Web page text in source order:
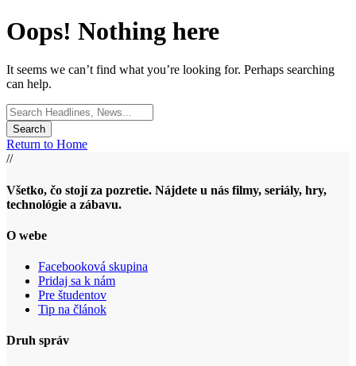
Oops! Nothing here
It seems we can’t find what you’re looking for. Perhaps searching
can help.
Search
for:
Return to Home
//
Všetko, čo stojí za pozretie. Nájdete u nás filmy, seriály, hry,
technológie a zábavu.
O webe
Facebooková skupina
Pridaj sa k nám
Pre študentov
Tip na článok
Druh správ